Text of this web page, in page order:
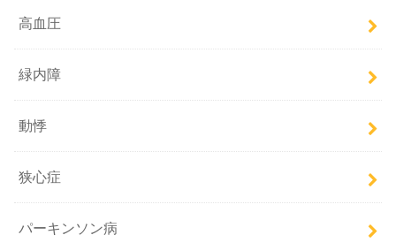
高血圧
緑内障
動悸
狭心症
パーキンソン病